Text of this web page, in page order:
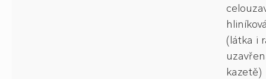
(látka i
kazetě)